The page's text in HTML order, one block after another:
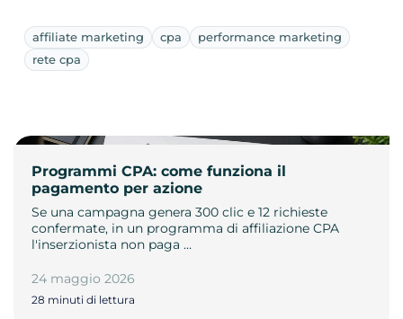
affiliate marketing cpa
performance marketing
rete cpa
Programmi CPA: come funziona il
pagamento per azione
Se una campagna genera 300 clic e 12 richieste
confermate, in un programma di affiliazione CPA
l'inserzionista non paga …
24 maggio 2026
28 minuti di lettura